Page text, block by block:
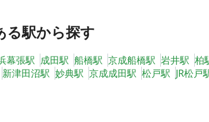
る駅から探す
幕張駅 成田駅 船橋駅 京成船橋駅 岩井駅 柏
新津田沼駅 妙典駅 京成成田駅 松戸駅 JR松戸